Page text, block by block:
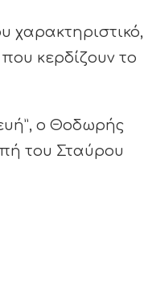
χαρακτηριστικό,
κερδίζουν το
ο Θοδωρής
του Σταύρου